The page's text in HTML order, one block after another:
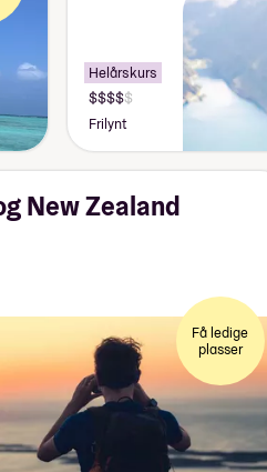
Helårskurs
Pris:
155
000-
170
000
kr
Frilynt
New Zealand
Få ledige
plasser